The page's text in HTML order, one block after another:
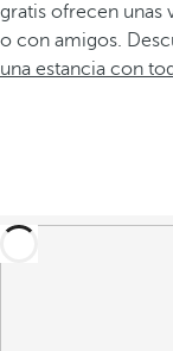
gratis ofrecen unas
o con amigos.
una estancia con